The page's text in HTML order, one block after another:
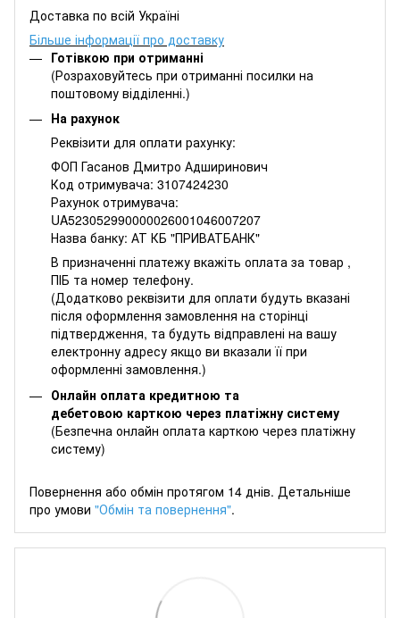
Доставка по всій Україні
Більше інформації про доставку
Готівкою при отриманні
(Розраховуйтесь при отриманні посилки на
поштовому відділенні.)
На рахунок
Реквізити для оплати рахунку:
ФОП Гасанов Дмитро Адширинович
Код отримувача: 3107424230
Рахунок отримувача:
UA523052990000026001046007207
Назва банку: АТ КБ "ПРИВАТБАНК"
В призначенні платежу вкажіть оплата за товар ,
ПІБ та номер телефону.
(Додатково реквізити для оплати будуть вказані
після оформлення замовлення на сторінці
підтвердження, та будуть відправлені на вашу
електронну адресу якщо ви вказали її при
оформленні замовлення.)
Онлайн оплата кредитною та
дебетовою карткою через платіжну систему
(Безпечна онлайн оплата карткою через платіжну
систему)
Повернення або обмін протягом 14 днів. Детальніше
про умови "Обмін та повернення".